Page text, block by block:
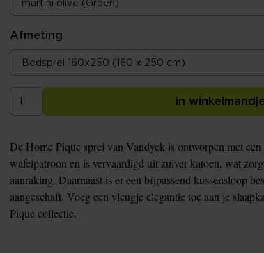
Afmeting
in winkelmandje
De Home Pique sprei van Vandyck is ontworpen met
wafelpatroon en is vervaardigd uit zuiver katoen, wat
aanraking. Daarnaast is er een bijpassend kussensloop
aangeschaft. Voeg een vleugje elegantie toe aan je
Pique collectie.